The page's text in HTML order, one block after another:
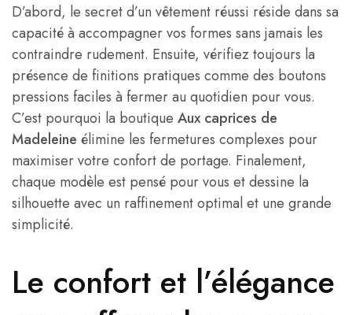
D’abord, le secret d’un vêtement réussi réside dans sa
capacité à accompagner vos formes sans jamais les
contraindre rudement. Ensuite, vérifiez toujours la
présence de finitions pratiques comme des boutons
pressions faciles à fermer au quotidien pour vous.
C’est pourquoi la boutique Aux caprices de
Madeleine élimine les fermetures complexes pour
maximiser votre confort de portage. Finalement,
chaque modèle est pensé pour vous et dessine la
silhouette avec un raffinement optimal et une grande
simplicité.
Le confort et l’élégance